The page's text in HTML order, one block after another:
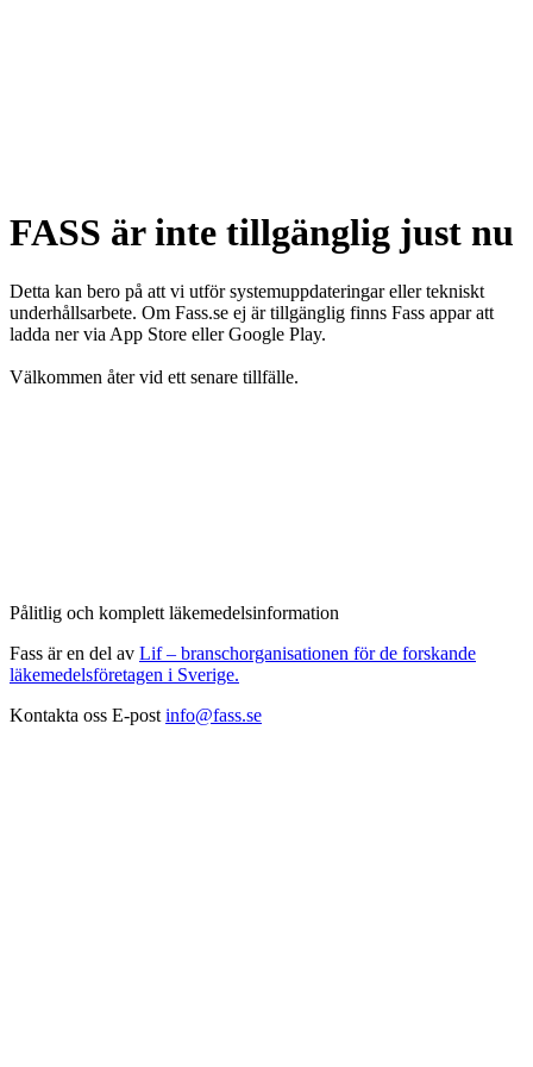
FASS är inte tillgänglig just nu
Detta kan bero på att vi utför systemuppdateringar eller tekniskt
underhållsarbete. Om Fass.se ej är tillgänglig finns Fass appar att
ladda ner via App Store eller Google Play.
Välkommen åter vid ett senare tillfälle.
Pålitlig och komplett läkemedelsinformation
Fass är en del av Lif – branschorganisationen för de forskande
läkemedelsföretagen i Sverige.
Kontakta oss E-post info@fass.se